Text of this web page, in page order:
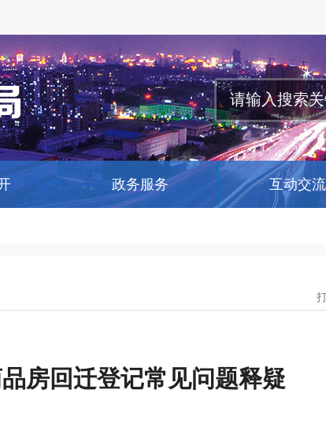
政务服务 互动交流
房回迁登记常见问题释疑